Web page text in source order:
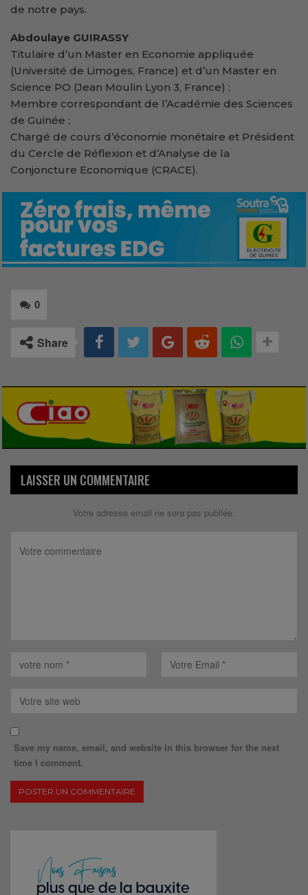
de notre pays.
Abdoulaye GUIRASSY
Titulaire d’un Master en Economie appliquée
(Université de Limoges, France) et d’un Master en
Science PO (Jean Moulin Lyon 3, France) ;
Membre correspondant de l’Académie des Sciences
de Guinée ;
Chargé de cours d’économie monétaire et Président
du Cercle de Réflexion et d’Analyse de la
Conjoncture Economique (CRACE).
0
Share
LAISSER UN COMMENTAIRE
Votre adresse email ne sera pas publiée.
Save my name, email, and website in this browser for the next
time I comment.